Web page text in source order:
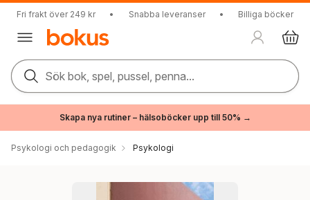
Fri frakt över 249 kr • Snabba leveranser • Billiga böcker
Sök bok, spel, pussel, penna...
Skapa nya rutiner – hälsoböcker upp till 50% →
Psykologi och pedagogik Psykologi